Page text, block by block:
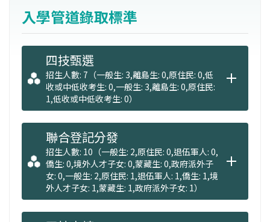
入學管道錄取標準
四技甄選
招生人數: 7（一般生: 3,離島生: 0,原住民: 0,低
收或中低收考生: 0,一般生: 3,離島生: 0,原住民:
1,低收或中低收考生: 0）
聯合登記分發
招生人數: 10（一般生: 2,原住民: 0,退伍軍人: 0,
僑生: 0,境外人才子女: 0,蒙藏生: 0,政府派外子
女: 0,一般生: 2,原住民: 1,退伍軍人: 1,僑生: 1,境
外人才子女: 1,蒙藏生: 1,政府派外子女: 1）